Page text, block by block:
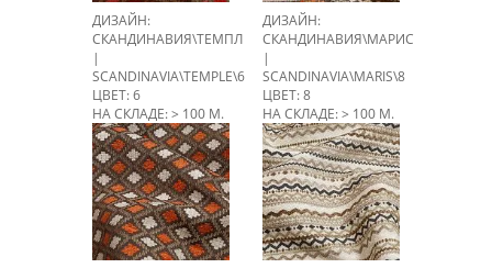
ДИЗАЙН:
СКАНДИНАВИЯ\ТЕМПЛ
|
SCANDINAVIA\TEMPLE\6
ЦВЕТ: 6
НА СКЛАДЕ: > 100 М.
ДИЗАЙН:
СКАНДИНАВИЯ\МАРИС
|
SCANDINAVIA\MARIS\8
ЦВЕТ: 8
НА СКЛАДЕ: > 100 М.